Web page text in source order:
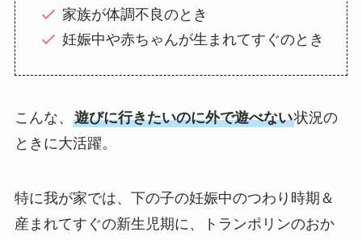
家族が体調不良のとき
妊娠中や赤ちゃんが生まれてすぐのとき
こんな、 遊びに行きたいのに外で遊べない状況の
ときに大活躍。
特に我が家では、下の子の妊娠中のつわり時期＆
産まれてすぐの新生児期に、トランポリンのおか